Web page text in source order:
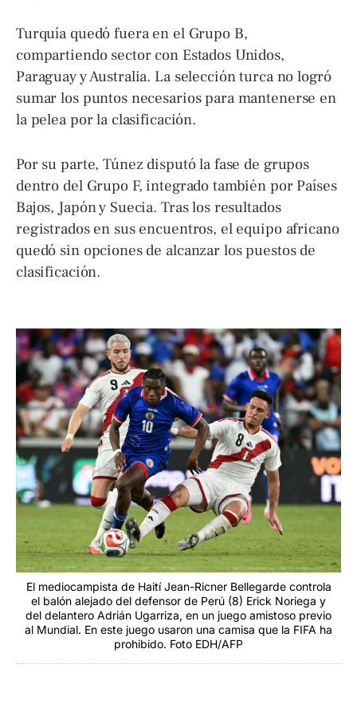
Turquía quedó fuera en el Grupo B,
compartiendo sector con Estados Unidos,
Paraguay y Australia. La selección turca no logró
sumar los puntos necesarios para mantenerse en
la pelea por la clasificación.
Por su parte, Túnez disputó la fase de grupos
dentro del Grupo F, integrado también por Países
Bajos, Japón y Suecia. Tras los resultados
registrados en sus encuentros, el equipo africano
quedó sin opciones de alcanzar los puestos de
clasificación.
El mediocampista de Haití Jean-Ricner Bellegarde controla
el balón alejado del defensor de Perú (8) Erick Noriega y
del delantero Adrián Ugarriza, en un juego amistoso previo
al Mundial. En este juego usaron una camisa que la FIFA ha
prohibido. Foto EDH/AFP